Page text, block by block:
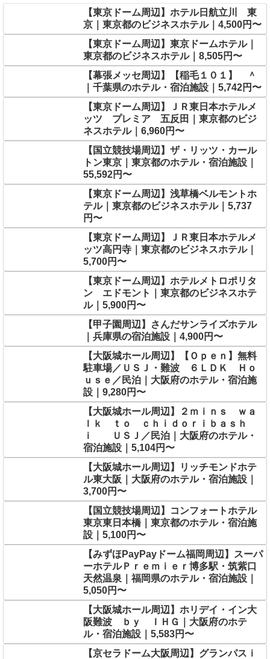
【東京ドーム周辺】ホテル日航立川 東
京｜東京都のビジネスホテル｜4,500円〜
【東京ドーム周辺】東京ドームホテル｜
東京都のビジネスホテル｜8,505円〜
【幕張メッセ周辺】【稲毛１０１】 ＾
｜千葉県のホテル・宿泊施設｜5,742円〜
【東京ドーム周辺】ＪＲ東日本ホテルメ
ッツ プレミア 五反田｜東京都のビジ
ネスホテル｜6,960円〜
【国立競技場周辺】ザ・リッツ・カール
トン東京｜東京都のホテル・宿泊施設｜
55,592円〜
【東京ドーム周辺】浅草橋ベルモントホ
テル｜東京都のビジネスホテル｜5,737
円〜
【東京ドーム周辺】ＪＲ東日本ホテルメ
ッツ高円寺｜東京都のビジネスホテル｜
5,700円〜
【東京ドーム周辺】ホテルメトロポリタ
ン エドモント｜東京都のビジネスホテ
ル｜5,900円〜
【甲子園周辺】さんだサンライズホテル
｜兵庫県の宿泊施設｜4,900円〜
【大阪城ホール周辺】【Ｏｐｅｎ】無料
駐車場／ＵＳＪ・難波 ６ＬＤＫ Ｈｏ
ｕｓｅ／民泊｜大阪府のホテル・宿泊施
設｜9,280円〜
【大阪城ホール周辺】２ｍｉｎｓ ｗａ
ｌｋ ｔｏ ｃｈｉｄｏｒｉｂａｓｈ
ｉ ＵＳＪ／民泊｜大阪府のホテル・
宿泊施設｜5,104円〜
【大阪城ホール周辺】リッチモンドホテ
ル東大阪｜大阪府のホテル・宿泊施設｜
3,700円〜
【国立競技場周辺】コンフォートホテル
東京東日本橋｜東京都のホテル・宿泊施
設｜5,100円〜
【みずほPayPayドーム福岡周辺】スーパ
ーホテルＰｒｅｍｉｅｒ博多駅・筑紫口
天然温泉｜福岡県のホテル・宿泊施設｜
5,050円〜
【大阪城ホール周辺】ホリデイ・イン大
阪難波 ｂｙ ＩＨＧ｜大阪府のホテ
ル・宿泊施設｜5,583円〜
【京セラドーム大阪周辺】グランパスｉ